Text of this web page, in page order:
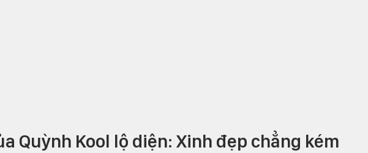
Quỳnh Kool lộ diện: Xinh đẹp chẳng kém